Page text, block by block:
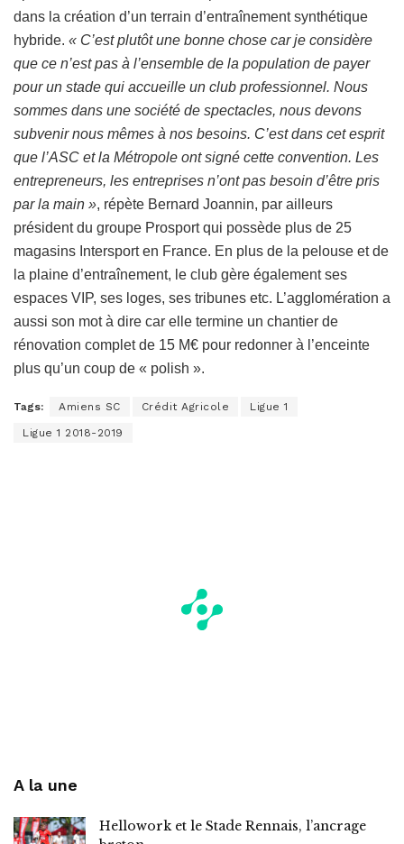
dans la création d’un terrain d’entraînement synthétique
hybride. « C’est plutôt une bonne chose car je considère
que ce n’est pas à l’ensemble de la population de payer
pour un stade qui accueille un club professionnel. Nous
sommes dans une société de spectacles, nous devons
subvenir nous mêmes à nos besoins. C’est dans cet esprit
que l’ASC et la Métropole ont signé cette convention. Les
entrepreneurs, les entreprises n’ont pas besoin d’être pris
par la main », répète Bernard Joannin, par ailleurs
président du groupe Prosport qui possède plus de 25
magasins Intersport en France. En plus de la pelouse et de
la plaine d’entraînement, le club gère également ses
espaces VIP, ses loges, ses tribunes etc. L’agglomération a
aussi son mot à dire car elle termine un chantier de
rénovation complet de 15 M€ pour redonner à l’enceinte
plus qu’un coup de « polish ».
Tags: Amiens SC Crédit Agricole Ligue 1
Ligue 1 2018-2019
A la une
Hellowork et le Stade Rennais, l’ancrage